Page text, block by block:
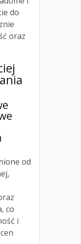
do
oraz
od
co
i